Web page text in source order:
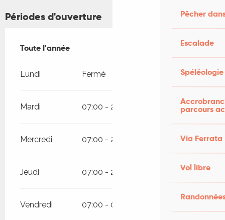
Pêcher
Escalade
Spéléologie
parcours
Via Ferrata
Vol libre
Périodes d'ouverture
Toute l'année
Toute l'année
Lundi Fermé
Mardi 07:00 - 20:20
Mercredi 07:00 - 20:20
Jeudi 07:00 - 20:20
Vendredi 07:00 - 01:00